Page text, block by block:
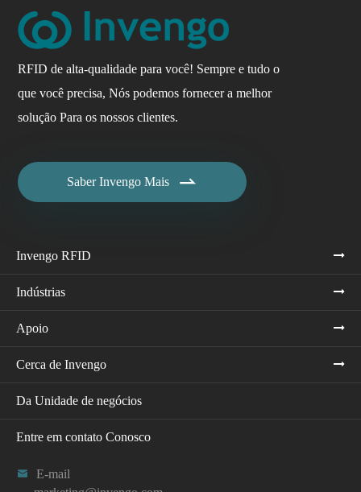
RFID de alta-qualidade para você! Sempre e tudo o
que você precisa, Nós podemos fornecer a melhor
solução Para os nossos clientes.
Saber Invengo Mais 
Invengo RFID
Indústrias
Apoio
Cerca de Invengo
Da Unidade de negócios
Entre em contato Conosco

E-mail